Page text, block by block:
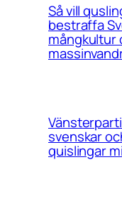
Så vill
bestraffa
mångkultur
svenskar
quislingar